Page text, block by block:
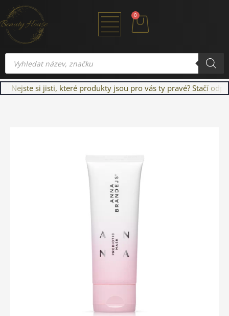
Přeskočit
na
obsah
0
Cart
Products
search
Nejste si jisti, které produkty jsou pro vás ty pravé? Stačí